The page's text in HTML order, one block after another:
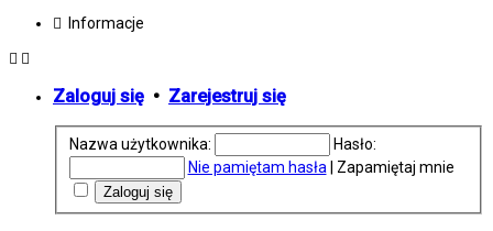
Informacje
Zaloguj się • Zarejestruj się
Nazwa użytkownika:
Hasło:
Nie pamiętam hasła
Zapamiętaj mnie